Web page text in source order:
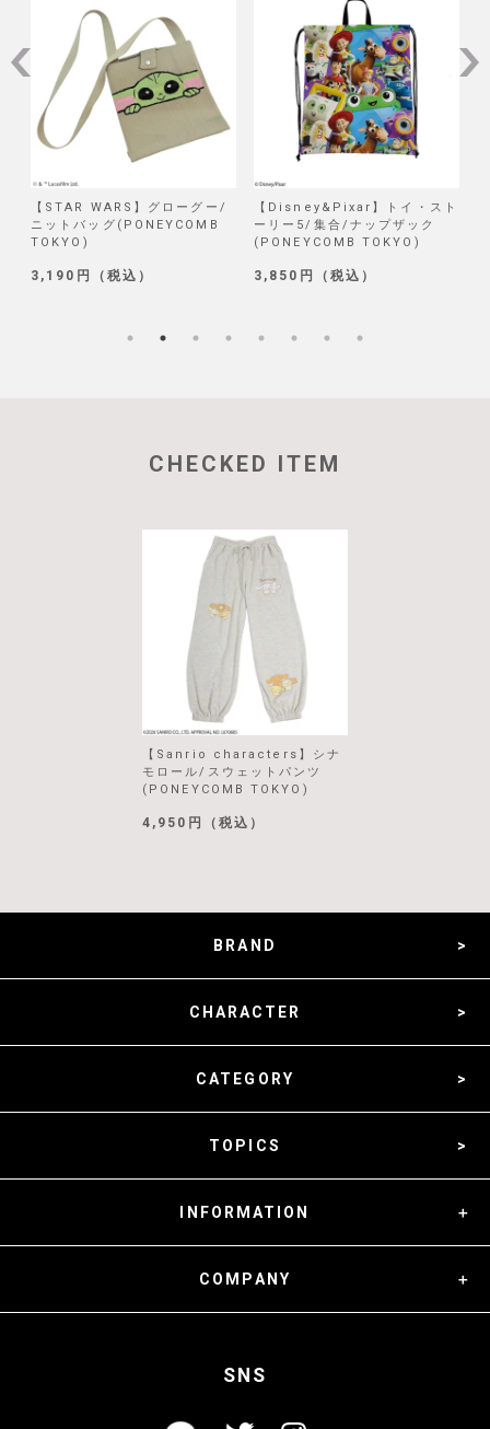
【STAR WARS】グローグー/
ニットバッグ(PONEYCOMB
TOKYO)
3,190円（税込）
【Disney&Pixar】トイ・スト
ーリー5/集合/ナップザック
(PONEYCOMB TOKYO)
3,850円（税込）
CHECKED ITEM
【Sanrio characters】シナ
モロール/スウェットパンツ
(PONEYCOMB TOKYO)
4,950円（税込）
BRAND
CHARACTER
CATEGORY
TOPICS
INFORMATION
COMPANY
SNS